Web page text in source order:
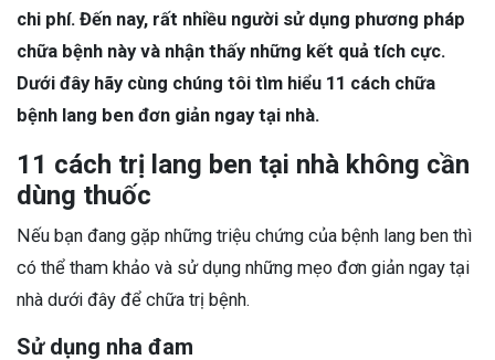
chi phí. Đến nay, rất nhiều người sử dụng phương pháp
chữa bệnh này và nhận thấy những kết quả tích cực.
Dưới đây hãy cùng chúng tôi tìm hiểu 11 cách chữa
bệnh lang ben đơn giản ngay tại nhà.
11 cách trị lang ben tại nhà không cần
dùng thuốc
Nếu bạn đang gặp những triệu chứng của bệnh lang ben thì
có thể tham khảo và sử dụng những mẹo đơn giản ngay tại
nhà dưới đây để chữa trị bệnh.
Sử dụng nha đam